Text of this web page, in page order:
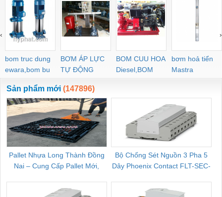
bom truc dung
ewara,bom bu
ewara
BƠM ÁP LỰC
TỰ ĐỘNG
BOM CUU HOA
Diesel,BOM
CHUA CHAY
bơm hoả tiển
Mastra
‹ ›
Sản phẩm mới (147896)
Pallet Nhựa Long Thành Đồng
Nai – Cung Cấp Pallet Mới,
Bộ Chống Sét Nguồn 3 Pha 5
Dây Phoenix Contact FLT-SEC-